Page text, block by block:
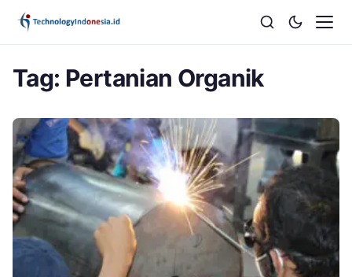
Tag: Pertanian Organik